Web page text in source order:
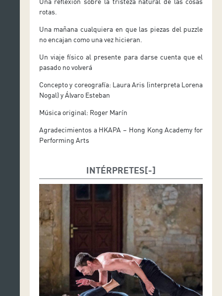
rotas.
Una mañana cualquiera en que las piezas del puzzle
no encajan como una vez hicieran.
Un viaje físico al presente para darse cuenta que el
pasado no volverá
Concepto y coreografía: Laura Aris (interpreta Lorena
Nogal) y Álvaro Esteban
Música original: Roger Marín
Agradecimientos a HKAPA – Hong Kong Academy for
Performing Arts
INTÉRPRETES